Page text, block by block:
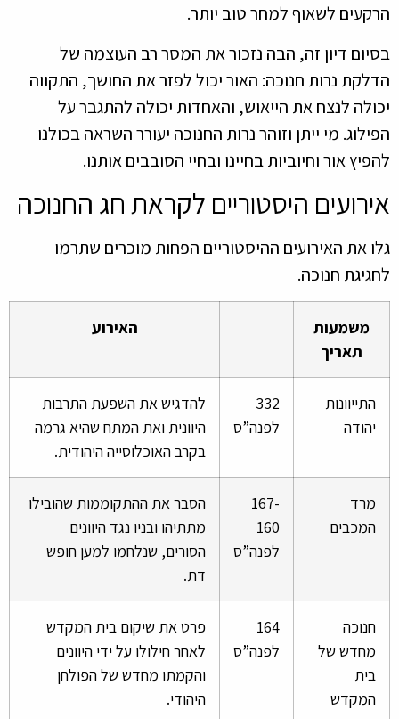
הרקעים לשאוף למחר טוב יותר.
בסיום דיון זה, הבה נזכור את המסר רב העוצמה של
הדלקת נרות חנוכה: האור יכול לפזר את החושך, התקווה
יכולה לנצח את הייאוש, והאחדות יכולה להתגבר על
הפילוג. מי ייתן וזוהר נרות החנוכה יעורר השראה בכולנו
להפיץ אור וחיוביות בחיינו ובחיי הסובבים אותנו.
אירועים היסטוריים לקראת חג החנוכה
גלו את האירועים ההיסטוריים הפחות מוכרים שתרמו
לחגיגת חנוכה.
משמעות
תאריך
האירוע
התייוונות
יהודה
332
לפנה”ס
להדגיש את השפעת התרבות
היוונית ואת המתח שהיא גרמה
בקרב האוכלוסייה היהודית.
מרד
המכבים
167-
160
לפנה”ס
הסבר את ההתקוממות שהובילו
מתתיהו ובניו נגד היוונים
הסורים, שנלחמו למען חופש
דת.
חנוכה
מחדש של
בית
המקדש
164
לפנה”ס
פרט את שיקום בית המקדש
לאחר חילולו על ידי היוונים
והקמתו מחדש של הפולחן
היהודי.